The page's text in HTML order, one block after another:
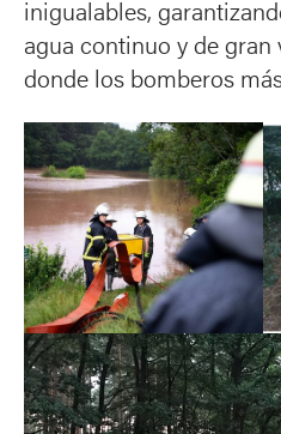
inigualables,
agua continuo y de gran
donde los bomberos